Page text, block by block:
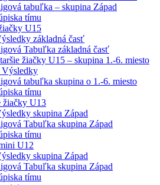
tabuľka – skupina Západ
tímu
U15
základná časť
Tabuľka základná časť
žiačky U15 – skupina 1.-6. miesto
Výsledky
tabuľka skupina o 1.-6. miesto
tímu
žiačky U13
skupina Západ
Tabuľka skupina Západ
tímu
U12
skupina Západ
Tabuľka skupina Západ
tímu